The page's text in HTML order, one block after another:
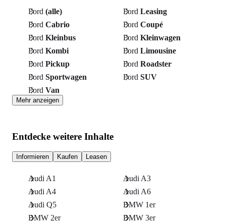
Ford (alle) Ford Leasing
Ford Cabrio Ford Coupé
Ford Kleinbus Ford Kleinwagen
Ford Kombi Ford Limousine
Ford Pickup Ford Roadster
Ford Sportwagen Ford SUV
Ford Van
Mehr anzeigen
Entdecke weitere Inhalte
Informieren Kaufen Leasen
Audi A1
Audi A3
Audi A4
Audi A6
Audi Q5
BMW 1er
BMW 2er
BMW 3er